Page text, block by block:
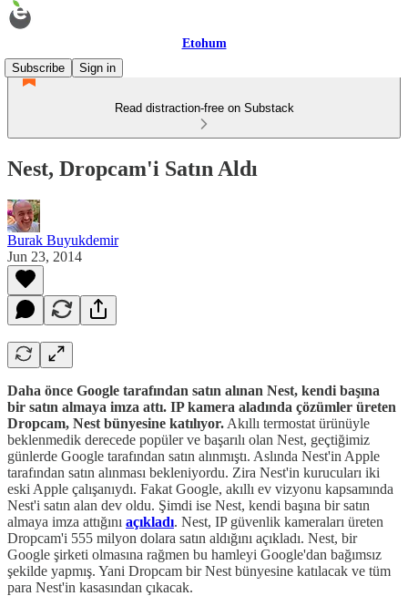
Etohum
Subscribe
Sign in
Read distraction-free on Substack
Nest, Dropcam'i Satın Aldı
Burak Buyukdemir
Jun 23, 2014
Daha önce Google tarafından satın alınan Nest, kendi başına
bir satın almaya imza attı. IP kamera aladında çözümler üreten
Dropcam, Nest bünyesine katılıyor. Akıllı termostat ürünüyle
beklenmedik derecede popüler ve başarılı olan Nest, geçtiğimiz
günlerde Google tarafından satın alınmıştı. Aslında Nest'in Apple
tarafından satın alınması bekleniyordu. Zira Nest'in kurucuları iki
eski Apple çalışanıydı. Fakat Google, akıllı ev vizyonu kapsamında
Nest'i satın alan dev oldu. Şimdi ise Nest, kendi başına bir satın
almaya imza attığını açıkladı. Nest, IP güvenlik kameraları üreten
Dropcam'i 555 milyon dolara satın aldığını açıkladı. Nest, bir
Google şirketi olmasına rağmen bu hamleyi Google'dan bağımsız
şekilde yapmış. Yani Dropcam bir Nest bünyesine katılacak ve tüm
para Nest'in kasasından çıkacak.